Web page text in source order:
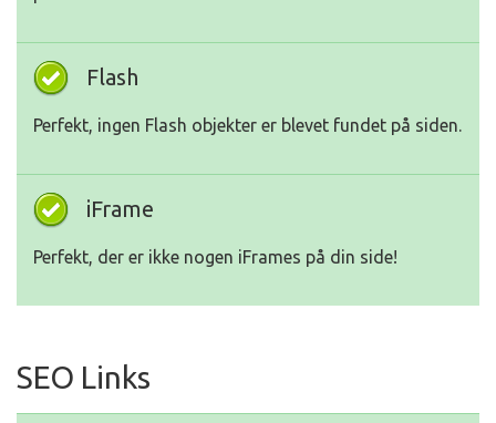
Flash
Perfekt, ingen Flash objekter er blevet fundet på siden.
iFrame
Perfekt, der er ikke nogen iFrames på din side!
SEO Links